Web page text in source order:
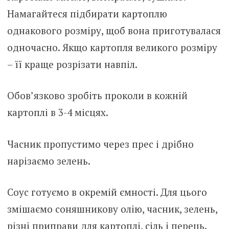
Намагайтеся підбирати картоплю
однакового розміру, щоб вона приготувалася
одночасно. Якщо картопля великого розміру
– її краще розрізати навпіл.
Обов’язково зробіть проколи в кожній
картоплі в 3-4 місцях.
Часник пропустимо через прес і дрібно
нарізаємо зелень.
Соус готуємо в окремій ємності. Для цього
змішаємо соняшникову олію, часник, зелень,
різні приправи для картоплі, сіль і перець.